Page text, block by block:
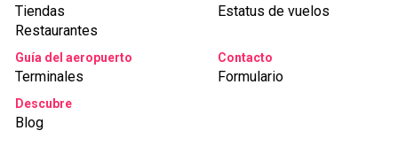
Tiendas
Restaurantes
Estatus de vuelos
Guía del aeropuerto
Terminales
Contacto
Formulario
Descubre
Blog